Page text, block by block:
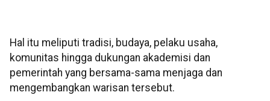
Hal itu meliputi tradisi, budaya, pelaku usaha,
komunitas hingga dukungan akademisi dan
pemerintah yang bersama-sama menjaga dan
mengembangkan warisan tersebut.